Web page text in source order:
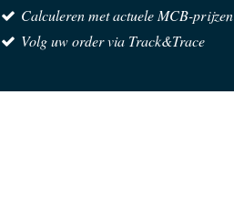
Calculeren met actuele MCB-prijzen
Volg uw order via Track&Trace